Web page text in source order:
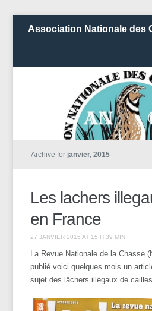
Association Nationale des
Archive for janvier, 2015
Les lachers
en France
27 JANVIER 2015 AT 15 H 39 MIN
La Revue Nationale de la Chasse
publié voici quelques mois un
sujet des lâchers illégaux de